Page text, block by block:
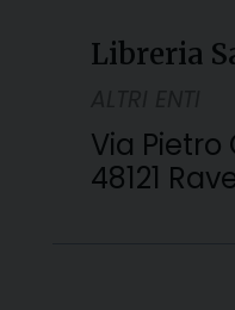
Libreria
Via
48121